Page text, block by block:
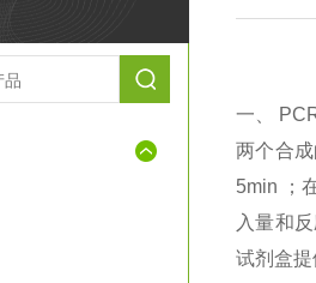
一、
两个合
5min ；
入量和
试剂盒